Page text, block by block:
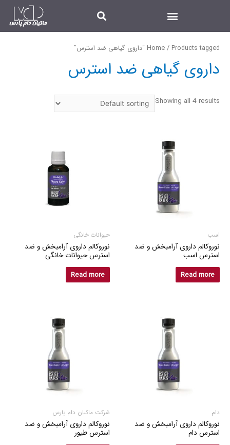
Home / Products tagged “داروی گیاهی ضد استرس”
داروی گیاهی ضد استرس
Showing all 4 results
اسب
نوروکالم داروی آرامبخش و ضد
استرس اسب
Read more
حیوانات خانگی
نوروکالم داروی آرامبخش و ضد
استرس حیوانات خانگی
Read more
دام
نوروکالم داروی آرامبخش و ضد
استرس دام
شرکت ماکیان دام پارس
نوروکالم داروی آرامبخش و ضد
استرس طیور